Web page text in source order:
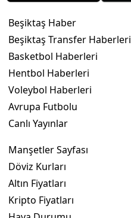
Beşiktaş Haber
Beşiktaş Transfer Haberleri
Basketbol Haberleri
Hentbol Haberleri
Voleybol Haberleri
Avrupa Futbolu
Canlı Yayınlar
Manşetler Sayfası
Döviz Kurları
Altın Fiyatları
Kripto Fiyatları